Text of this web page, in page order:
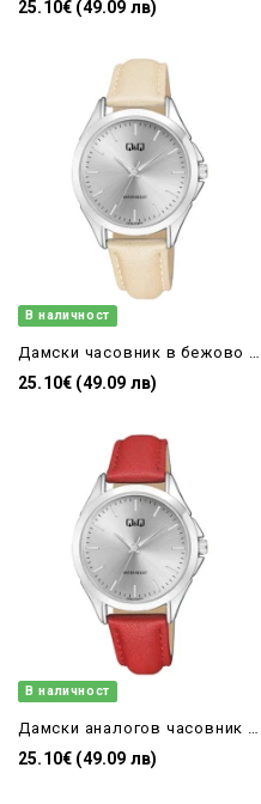
25.10€ (49.09 лв)
В наличност
25.10€ (49.09 лв)
В наличност
25.10€ (49.09 лв)